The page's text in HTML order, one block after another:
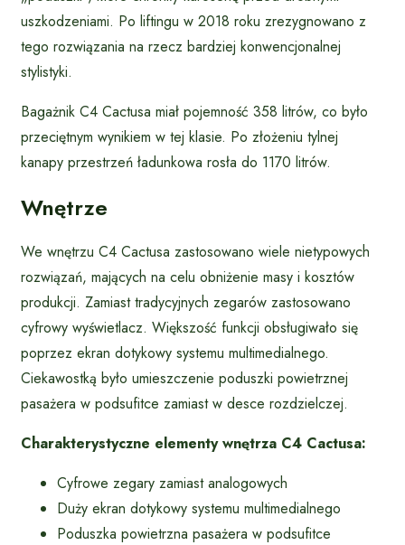
uszkodzeniami. Po liftingu w 2018 roku zrezygnowano z
tego rozwiązania na rzecz bardziej konwencjonalnej
stylistyki.
Bagażnik C4 Cactusa miał pojemność 358 litrów, co było
przeciętnym wynikiem w tej klasie. Po złożeniu tylnej
kanapy przestrzeń ładunkowa rosła do 1170 litrów.
Wnętrze
We wnętrzu C4 Cactusa zastosowano wiele nietypowych
rozwiązań, mających na celu obniżenie masy i kosztów
produkcji. Zamiast tradycyjnych zegarów zastosowano
cyfrowy wyświetlacz. Większość funkcji obsługiwało się
poprzez ekran dotykowy systemu multimedialnego.
Ciekawostką było umieszczenie poduszki powietrznej
pasażera w podsufitce zamiast w desce rozdzielczej.
Charakterystyczne elementy wnętrza C4 Cactusa:
Cyfrowe zegary zamiast analogowych
Duży ekran dotykowy systemu multimedialnego
Poduszka powietrzna pasażera w podsufitce